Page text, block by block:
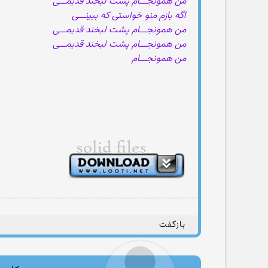
اگه بازم منو خواستی که ببینـــی
من همونجـــام پشت لبخند قدیمـــی
من همونجـــام پشت لبخند قدیمـــی
من همونجـــام
بازگفت